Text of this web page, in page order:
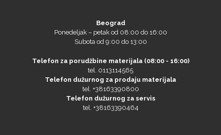
Beograd
Ponedeljak – petak od 08:00 do 16:00
Subota od 9:00 do 13:00
Telefon za porudžbine materijala (08:00 - 16:00)
tel. 0113114565
Telefon dužurnog za prodaju materijala
tel. +38163390800
Telefon dužurnog za servis
tel. +38163390464